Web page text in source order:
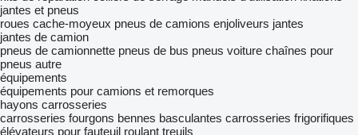
jantes et pneus
roues cache-moyeux pneus de camions enjoliveurs jantes
jantes de camion
pneus de camionnette pneus de bus pneus voiture chaînes pour
pneus autre
équipements
équipements pour camions et remorques
hayons carrosseries
carrosseries fourgons bennes basculantes carrosseries frigorifiques
élévateurs pour fauteuil roulant treuils